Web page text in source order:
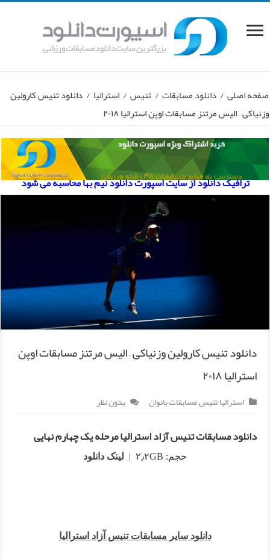
صفحه اصلی / دانلود مسابقات / تنیس / استرالیا / دانلود تنیس کارولین
وزنیاکی – الیس مرتنز مسابقات اوپن استرالیا ۲۰۱۸
ترافیک دانلود از سایت اسپورت دانلود نیم بها محاسبه می شود
دانلود تنیس کارولین وزنیاکی – الیس مرتنز مسابقات اوپن
استرالیا ۲۰۱۸
استرالیا,تنیس,مسابقات بانوان بدون نظر
دانلود مسابقات تنیس آزاد استرالیا مرحله یک چهارم نهایی
حجم: ۲٫۲GB | لینک دانلود
دانلود سایر مسابقات تنیس آزاد استرالیا